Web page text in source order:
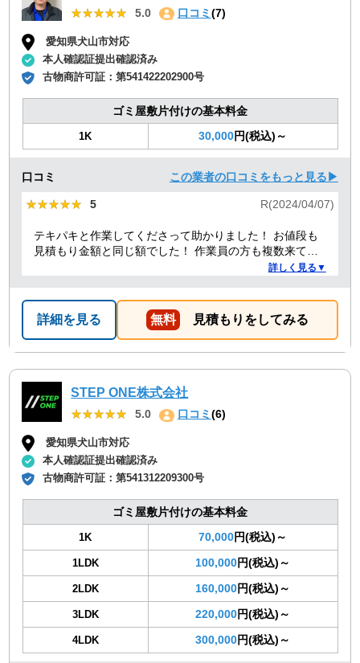
★★★★★
★★★★★ 5.0 口コミ (7)
愛知県犬山市対応
本人確認証提出確認済み
古物商許可証：第541422202900号
ゴミ屋敷片付けの基本料金
1K 30,000円(税込)～
口コミ この業者の口コミをもっと見る▶
★★★★★
★★★★★ 5 R(2024/04/07)
テキパキと作業してくださって助かりました！ お値段も
見積もり金額と同じ額でした！ 作業員の方も複数来てく
ださり、 女性の方もいて安心しました！ こちらに頼んで
詳しく見る▼
詳細を見る 無料 見積もりをしてみる
STEP ONE株式会社
★★★★★
★★★★★ 5.0 口コミ(6)
愛知県犬山市対応
本人確認証提出確認済み
古物商許可証：第541312209300号
ゴミ屋敷片付けの基本料金
1K 70,000円(税込)～
1LDK 100,000円(税込)～
2LDK 160,000円(税込)～
3LDK 220,000円(税込)～
4LDK 300,000円(税込)～